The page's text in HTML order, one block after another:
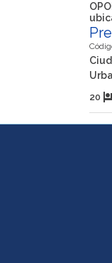
ubicacion y
20